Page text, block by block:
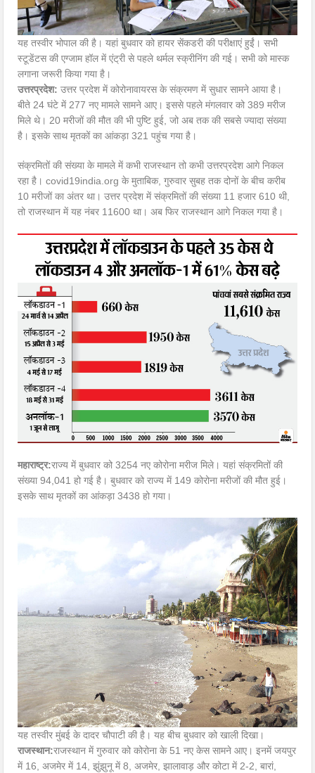
यह तस्वीर भोपाल की है। यहां बुधवार को हायर सेंकडरी की परीक्षाएं हुईं। सभी
स्टूडेंटस की एग्जाम हॉल में एंट्री से पहले थर्मल स्क्रीनिंग की गई। सभी को मास्क
लगाना जरूरी किया गया है।
उत्तरप्रदेश:उत्तर प्रदेश में कोरोनावायरस के संक्रमण में सुधार सामने आया है।
बीते 24 घंटे में 277 नए मामले सामने आए। इससे पहले मंगलवार को 389 मरीज
मिले थे। 20 मरीजों की मौत की भी पुष्टि हुई, जो अब तक की सबसे ज्यादा संख्या
है। इसके साथ मृतकों का आंकड़ा 321 पहुंच गया है।
संक्रमितों की संख्या के मामले में कभी राजस्थान तो कभी उत्तरप्रदेश आगे निकल
रहा है। covid19india.org के मुताबिक, गुरुवार सुबह तक दोनों के बीच करीब
10 मरीजों का अंतर था। उत्तर प्रदेश में संक्रमितों की संख्या 11 हजार 610 थी,
तो राजस्थान में यह नंबर 11600 था। अब फिर राजस्थान आगे निकल गया है।
महाराष्ट्र:राज्य में बुधवार को 3254 नए कोरोना मरीज मिले। यहां संक्रमितों की
संख्या 94,041 हो गई है। बुधवार को राज्य में 149 कोरोना मरीजों की मौत हुई।
इसके साथ मृतकों का आंकड़ा 3438 हो गया।
यह तस्वीर मुंबई के दादर चौपाटी की है। यह बीच बुधवार को खाली दिखा।
राजस्थान:राजस्थान में गुरुवार को कोरोना के 51 नए केस सामने आए। इनमें जयपुर
में 16, अजमेर में 14, झुंझुनू में 8, अजमेर, झालावाड़ और कोटा में 2-2, बारां,